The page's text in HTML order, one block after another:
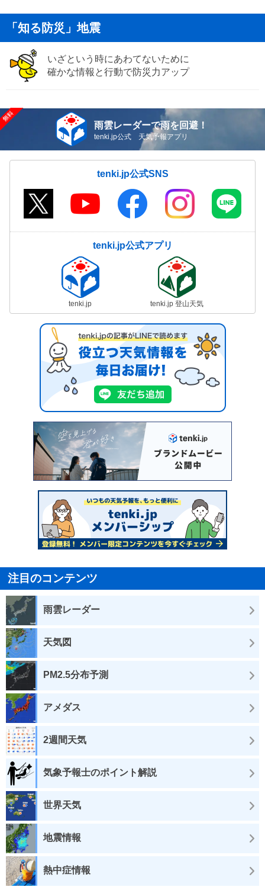
「知る防災」地震
いざという時にあわてないために
確かな情報と行動で防災力アップ
雨雲レーダーで雨を回避！
tenki.jp公式 天気予報アプリ
tenki.jp公式SNS
tenki.jp公式アプリ
tenki.jp tenki.jp 登山天気
注目のコンテンツ
雨雲レーダー
天気図
PM2.5分布予測
アメダス
2週間天気
気象予報士のポイント解説
世界天気
地震情報
熱中症情報